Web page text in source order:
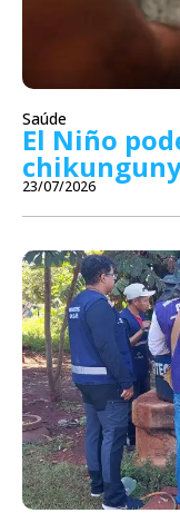
Saúde
El Niño
23/07/2026